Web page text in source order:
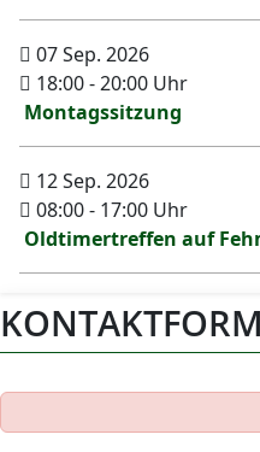
07 Sep. 2026
18:00-20:00 Uhr
Montagssitzung
12 Sep. 2026
08:00- 17:00 Uhr
Oldtimertreffen auf